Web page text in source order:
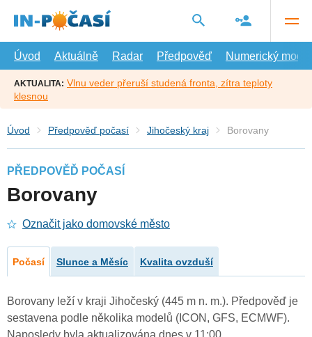
hlavní
Úvod
Aktuálně Radar Předpověď Numerický model
AKTUALITA: Vlnu veder přeruší studená fronta, zítra teploty
klesnou
Úvod Předpověď počasí Jihočeský kraj Borovany
PŘEDPOVĚĎ POČASÍ
Borovany
Označit jako domovské město
Počasí Slunce a Měsíc Kvalita ovzduší
Borovany leží v kraji Jihočeský (445 m n. m.). Předpověď je
sestavena podle několika modelů (ICON, GFS, ECMWF).